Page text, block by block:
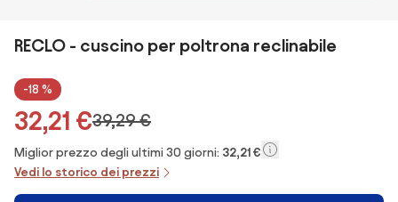
RECLO - cuscino per poltrona reclinabile
-18 %
32,21 €39,29 €
Miglior prezzo degli ultimi 30 giorni: 32,21 €
Vedi lo storico dei prezzi